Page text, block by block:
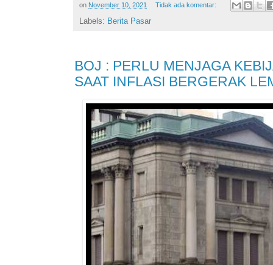
on November 10, 2021 Tidak ada komentar:
Labels: Berita Pasar
BOJ : PERLU MENJAGA
SAAT INFLASI BERGERAK